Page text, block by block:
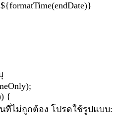
{
ที่ไม่ถูกต้อง โปรดใช้รูปแบบ: